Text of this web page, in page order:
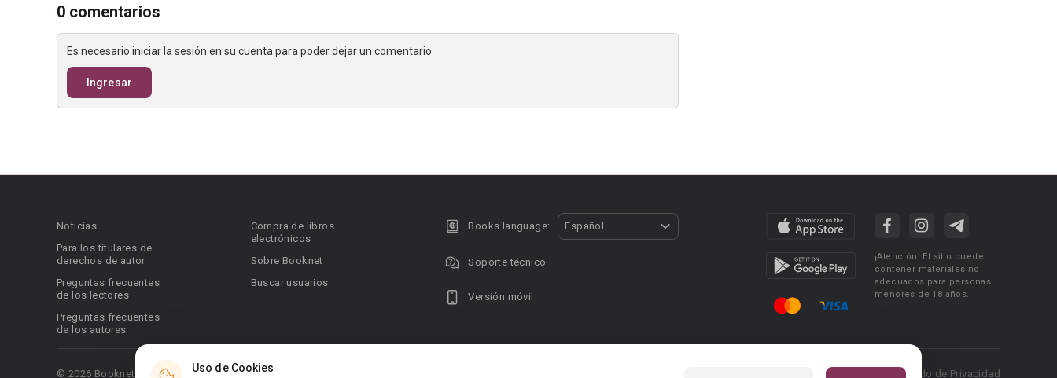
0 comentarios
Es necesario iniciar la sesión en su cuenta para poder dejar un comentario
Ingresar
Uso de Cookies
Noticias
Para los titulares de
derechos de autor
Preguntas frecuentes
de los lectores
Preguntas frecuentes
de los autores
Compra de libros
electrónicos
Sobre Booknet
Buscar usuarios
Books language: Español
Soporte técnico
Versión móvil
¡Atención! El sitio puede
contener materiales no
adecuados para personas
menores de 18 años.
© 2026 Booknet. Todos los derechos reservados. Condiciones de uso Acuerdo de Privacidad